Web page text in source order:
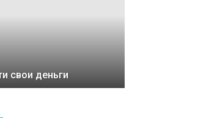
свои деньги